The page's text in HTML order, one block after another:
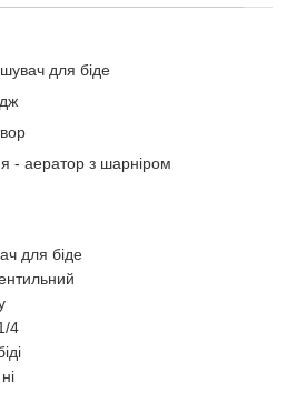
для біде
- аератор з шарніром
для біде
4